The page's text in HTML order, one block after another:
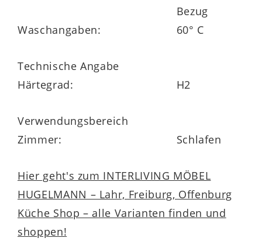
Bezug
Waschangaben:
60° C
Technische Angabe
Härtegrad:
H2
Verwendungsbereich
Zimmer:
Schlafen
Hier geht's zum INTERLIVING MÖBEL
HUGELMANN – Lahr, Freiburg, Offenburg
Küche Shop – alle Varianten finden und
shoppen!